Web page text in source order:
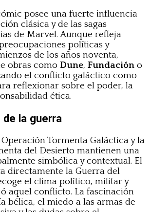
posee una fuerte influencia
clásica y de las sagas
de Marvel. Aunque refleja
políticas y
de los años noventa,
obras como Dune, Fundación o
el conflicto galáctico como
reflexionar sobre el poder, la
ética.
la guerra
Tormenta Galáctica y la
del Desierto mantienen una
simbólica y contextual. El
directamente la Guerra del
el clima político, militar y
aquel conflicto. La fascinación
bélica, el miedo a las armas de